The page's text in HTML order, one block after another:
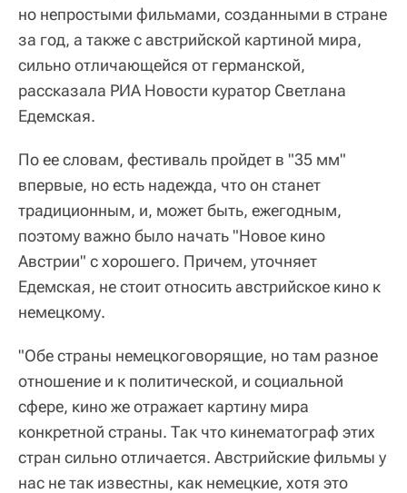
но непростыми фильмами, созданными в стране
за год, а также с австрийской картиной мира,
сильно отличающейся от германской,
рассказала РИА Новости куратор Светлана
Едемская.
По ее словам, фестиваль пройдет в "35 мм"
впервые, но есть надежда, что он станет
традиционным, и, может быть, ежегодным,
поэтому важно было начать "Новое кино
Австрии" с хорошего. Причем, уточняет
Едемская, не стоит относить австрийское кино к
немецкому.
"Обе страны немецкоговорящие, но там разное
отношение и к политической, и социальной
сфере, кино же отражает картину мира
конкретной страны. Так что кинематограф этих
стран сильно отличается. Австрийские фильмы у
нас не так известны, как немецкие, хотя это